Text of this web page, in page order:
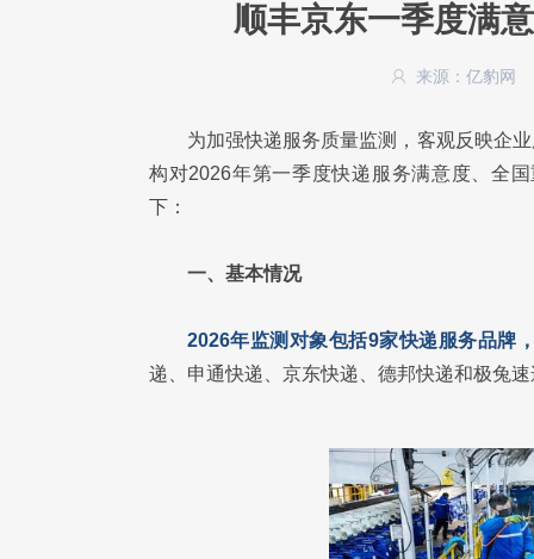
顺丰京东一季度满
来源：亿豹网
为加强快递服务质量监测，客观反映企
构对2026年第一季度快递服务满意度、全
下：
一、基本情况
2026年监测对象包括9家快递服务品牌
递、申通快递、京东快递、德邦快递和极兔